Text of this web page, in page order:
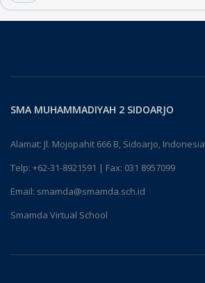
SMA MUHAMMADIYAH 2 SIDOARJO
Alamat: Jl. Mojopahit 666 B, Sidoarjo, Indonesia
Telp: +62-31-8921591 | Fax: 031 8957099
Email: smamda@smamda.sch.id
Smamda Virtual School